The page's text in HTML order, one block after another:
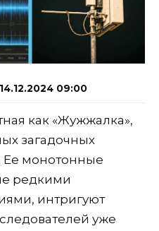
14.12.2024 09:00
как «Жужжалка»,
загадочных
Ее монотонные
редкими
интригуют
уже